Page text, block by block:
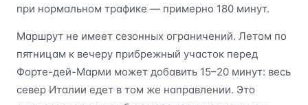
при нормальном трафике — примерно 180 минут.
Маршрут не имеет сезонных ограничений. Летом по
пятницам к вечеру прибрежный участок перед
Форте-дей-Марми может добавить 15–20 минут: весь
север Италии едет в том же направлении. Это